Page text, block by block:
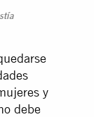
y
debe